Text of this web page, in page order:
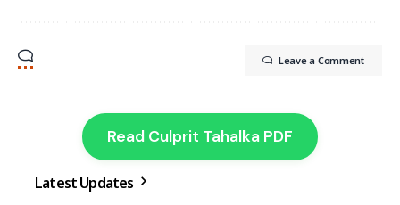
Leave a Comment
Read Culprit Tahalka PDF
Latest Updates